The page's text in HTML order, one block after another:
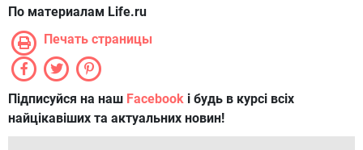
По материалам Life.ru
Печать страницы
Підписуйся на наш Facebook і будь в курсі всіх
найцікавіших та актуальних новин!